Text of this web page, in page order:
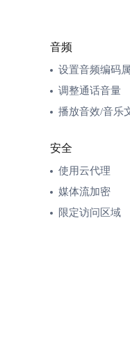
音频
设置音频编码
调整通话音量
播放音效/音乐
安全
使用云代理
媒体流加密
限定访问区域